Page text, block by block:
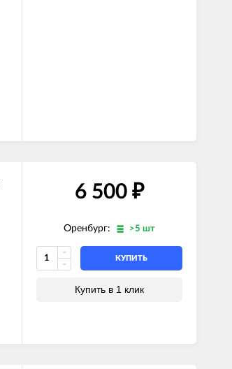
6 500 ₽
Оренбург: >5 шт
КУПИТЬ
Купить в 1 клик